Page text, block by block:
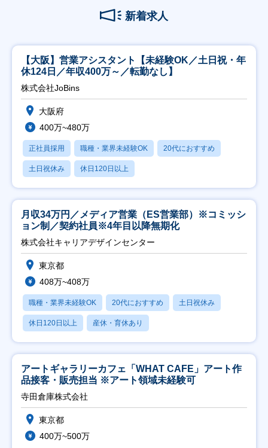
新着求人
【大阪】営業アシスタント【未経験OK／土日祝・年
休124日／年収400万～／転勤なし】
株式会社JoBins
大阪府
400万~480万
正社員採用 職種・業界未経験OK 20代におすすめ
土日祝休み 休日120日以上
月収34万円／メディア営業（ES営業部）※コミッシ
ョン制／契約社員※4年目以降無期化
株式会社キャリアデザインセンター
東京都
408万~408万
職種・業界未経験OK 20代におすすめ 土日祝休み
休日120日以上 産休・育休あり
アートギャラリーカフェ「WHAT CAFE」アート作
品接客・販売担当 ※アート領域未経験可
寺田倉庫株式会社
東京都
400万~500万